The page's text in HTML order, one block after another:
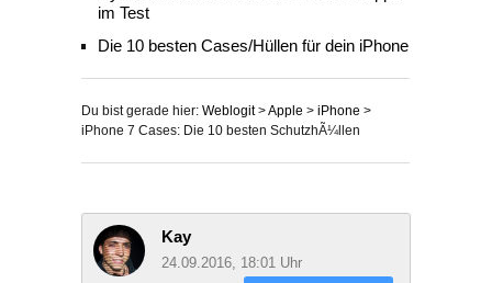
im Test
Die 10 besten Cases/Hüllen für dein iPhone
Du bist gerade hier: Weblogit>Apple > iPhone >
iPhone 7 Cases: Die 10 besten SchutzhÃ¼llen
Kay
24.09.2016, 18:01 Uhr